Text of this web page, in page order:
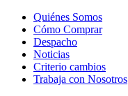
Quiénes Somos
Cómo Comprar
Despacho
Noticias
Criterio cambios
Trabaja con Nosotros